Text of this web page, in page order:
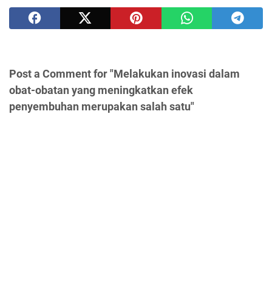
Post a Comment for "Melakukan inovasi dalam
obat-obatan yang meningkatkan efek
penyembuhan merupakan salah satu"